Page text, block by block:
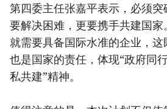
第四委主任张嘉平表示，必须突
要解决困难，更要携手共建国家
就需要具备国际水准的企业，这
也是国家的责任，体现“政府同
私共建”精神。